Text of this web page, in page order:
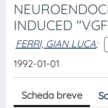
INDUCED
FERRI, GIAN LUCA;
1992-01-01
Scheda breve